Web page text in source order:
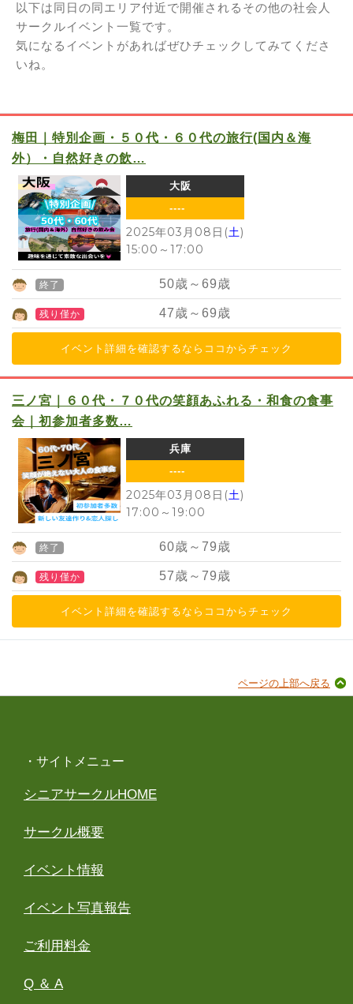
以下は同日の同エリア付近で開催されるその他の社会人
サークルイベント一覧です。
気になるイベントがあればぜひチェックしてみてくださ
いね。
梅田｜特別企画・５０代・６０代の旅行(国内＆海
外）・自然好きの飲…
大阪
----
2025年03月08日(土)
15:00 ～ 17:00
終了 50歳～69歳
残り僅か 47歳～69歳
イベント詳細を確認するならココからチェック
三ノ宮｜６０代・７０代の笑顔あふれる・和食の食事
会｜初参加者多数…
兵庫
----
2025年03月08日(土)
17:00 ～ 19:00
終了 60歳～79歳
残り僅か 57歳～79歳
イベント詳細を確認するならココからチェック
ページの上部へ戻る
・サイトメニュー
シニアサークルHOME
サークル概要
イベント情報
イベント写真報告
ご利用料金
Q ＆ A